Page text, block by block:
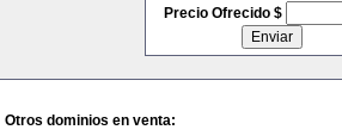
Precio Ofrecido $
Otros dominios en venta: